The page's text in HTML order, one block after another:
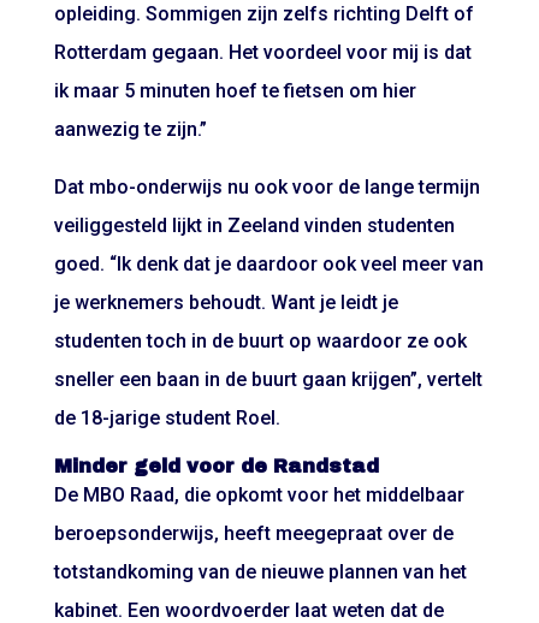
opleiding. Sommigen zijn zelfs richting Delft of
Rotterdam gegaan. Het voordeel voor mij is dat
ik maar 5 minuten hoef te fietsen om hier
aanwezig te zijn.”
Dat mbo-onderwijs nu ook voor de lange termijn
veiliggesteld lijkt in Zeeland vinden studenten
goed. “Ik denk dat je daardoor ook veel meer van
je werknemers behoudt. Want je leidt je
studenten toch in de buurt op waardoor ze ook
sneller een baan in de buurt gaan krijgen”, vertelt
de 18-jarige student Roel.
Minder geld voor de Randstad
De MBO Raad, die opkomt voor het middelbaar
beroepsonderwijs, heeft meegepraat over de
totstandkoming van de nieuwe plannen van het
kabinet. Een woordvoerder laat weten dat de